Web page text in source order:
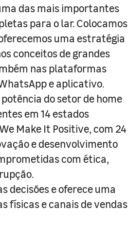
das mais importantes
para o lar. Colocamos
uma estratégia
conceitos de grandes
nas plataformas
e aplicativo.
do setor de home
em 14 estados
Make It Positive, com 24
e desenvolvimento
com ética,
decisões e oferece uma
físicas e canais de vendas